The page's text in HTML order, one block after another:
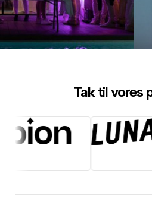
Tak til vores